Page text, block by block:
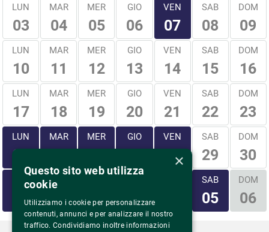
LUN
03
MAR
04
MER
05
GIO
06
VEN
07
SAB
08
DOM
09
LUN
10
MAR
11
MER
12
GIO
13
VEN
14
SAB
15
DOM
16
LUN
17
MAR
18
MER
19
GIO
20
VEN
21
SAB
22
DOM
23
LUN
24
MAR MER GIO VEN
28
SAB
29
DOM
30
LUN
31
MAR
01 02 03
SAB
05
DOM
06
×
Questo sito web utilizza
cookie
Utilizziamo i cookie per personalizzare
contenuti, annunci e per analizzare il nostro
traffico. Condividiamo inoltre informazioni